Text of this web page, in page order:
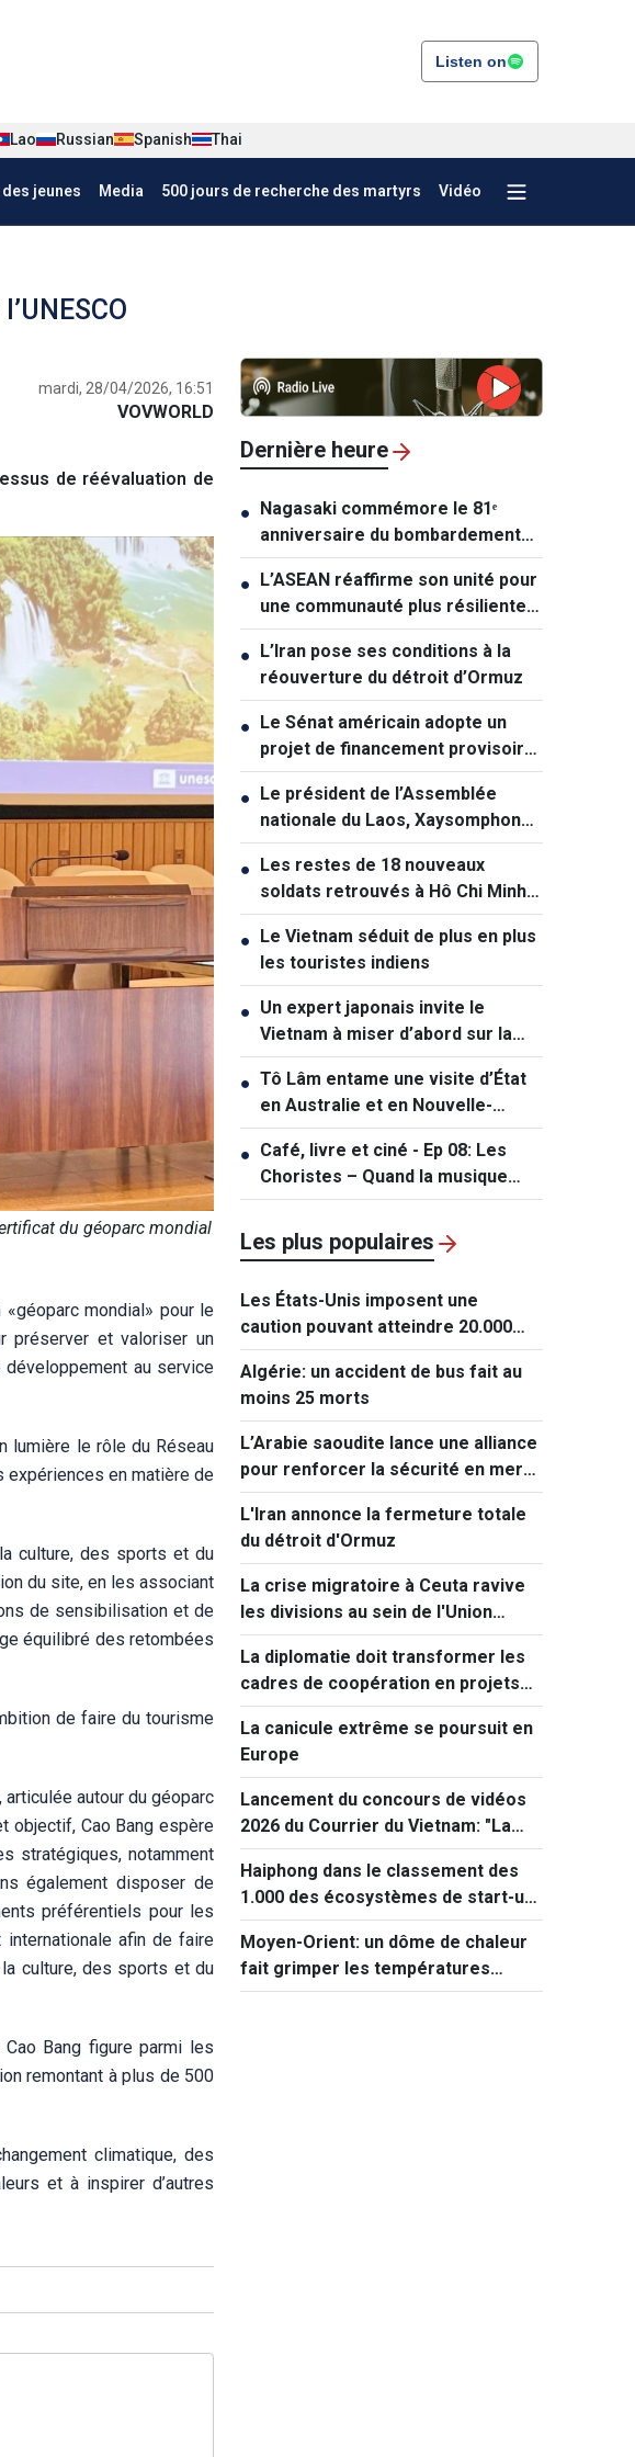
Listen on
Lao Russian Spanish Thai
jeunes Media 500 jours de recherche des martyrs Vidéo
mardi, 28/04/2026, 16:51
VOVWORLD
de réévaluation de
du géoparc mondial
mondial» pour le
préserver et valoriser un
développement au service
lumière le rôle du Réseau
expériences en matière de
culture, des sports et du
du site, en les associant
de sensibilisation et de
équilibré des retombées
de faire du tourisme
autour du géoparc
objectif, Cao Bang espère
stratégiques, notamment
également disposer de
préférentiels pour les
afin de faire
la culture, des sports et du
Bang figure parmi les
remontant à plus de 500
climatique, des
et à inspirer d’autres
Dernière heure
● Nagasaki commémore le 81ᵉ
anniversaire du bombardement
atomique
● L’ASEAN réaffirme son unité pour
une communauté plus résiliente
et durable
● L’Iran pose ses conditions à la
réouverture du détroit d’Ormuz
● Le Sénat américain adopte un
projet de financement provisoire
et écarte le risque de «shutdown»
● Le président de l’Assemblée
nationale du Laos, Xaysomphone
Phomvihane, est décédé
● Les restes de 18 nouveaux
soldats retrouvés à Hô Chi Minh-
Ville
● Le Vietnam séduit de plus en plus
les touristes indiens
● Un expert japonais invite le
Vietnam à miser d’abord sur la
fabrication et le conditionnement
des puces
● Tô Lâm entame une visite d’État
en Australie et en Nouvelle-
Zélande
● Café, livre et ciné - Ep 08: Les
Choristes – Quand la musique
éclaire l'ombre
Les plus populaires
Les États-Unis imposent une
caution pouvant atteindre 20.000
dollars pour les demandes de visa
de ressortissants de 50 pays
Algérie: un accident de bus fait au
moins 25 morts
L’Arabie saoudite lance une alliance
pour renforcer la sécurité en mer
Rouge
L'Iran annonce la fermeture totale
du détroit d'Ormuz
La crise migratoire à Ceuta ravive
les divisions au sein de l'Union
européenne
La diplomatie doit transformer les
cadres de coopération en projets
concrets
La canicule extrême se poursuit en
Europe
Lancement du concours de vidéos
2026 du Courrier du Vietnam: "La
paix et la jeunesse"
Haiphong dans le classement des
1.000 des écosystèmes de start-up
innovantes les plus performants au
monde
Moyen-Orient: un dôme de chaleur
fait grimper les températures
jusqu'à 50°C